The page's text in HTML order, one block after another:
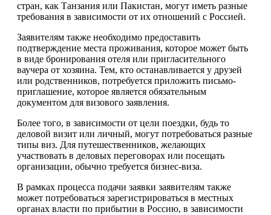
стран, как Танзания или Пакистан, могут иметь разные
требования в зависимости от их отношений с Россией.
Заявителям также необходимо предоставить
подтверждение места проживания, которое может быть
в виде бронирования отеля или пригласительного
ваучера от хозяина. Тем, кто останавливается у друзей
или родственников, потребуется приложить письмо-
приглашение, которое является обязательным
документом для визового заявления.
Более того, в зависимости от цели поездки, будь то
деловой визит или личный, могут потребоваться разные
типы виз. Для путешественников, желающих
участвовать в деловых переговорах или посещать
организации, обычно требуется бизнес-виза.
В рамках процесса подачи заявки заявителям также
может потребоваться зарегистрироваться в местных
органах власти по прибытии в Россию, в зависимости